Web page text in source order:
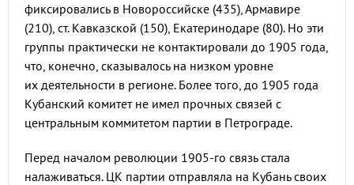
фиксировались в Новороссийске (435), Армавире
(210), ст. Кавказской (150), Екатеринодаре (80). Но эти
группы практически не контактировали до 1905 года,
что, конечно, сказывалось на низком уровне
их деятельности в регионе. Более того, до 1905 года
Кубанский комитет не имел прочных связей с
центральным коммитетом партии в Петрограде.
Перед началом революции 1905-го связь стала
налаживаться. ЦК партии отправляла на Кубань своих